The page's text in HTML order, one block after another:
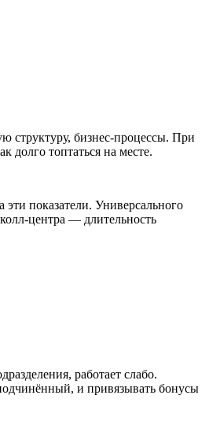
структуру, бизнес-процессы. При
долго топтаться на месте.
показатели. Универсального
центра — длительность
работает слабо.
и привязывать бонусы